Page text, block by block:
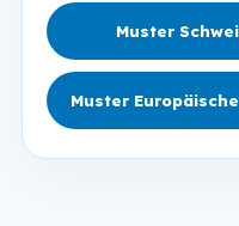
Muster
Muster